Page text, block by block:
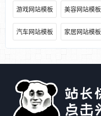
游戏网站模板 美容网站模板
汽车网站模板 家居网站模板